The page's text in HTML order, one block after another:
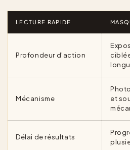
LECTURE RAPIDE
Profondeur d’action
Mécanisme
et
Délai de résultats